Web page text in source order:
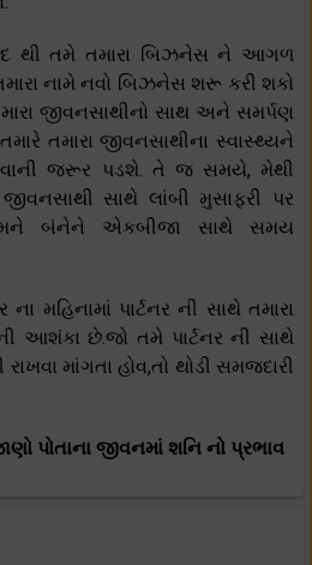
થી તમે તમારા બિઝનેસ ને આગળ
નામે નવો બિઝનેસ શરૂ કરી શકો
જીવનસાથીનો સાથ અને સમર્પણ
તમારા જીવનસાથીના સ્વાસ્થ્યને
જરૂર પડશે. તે જ સમયે, મેથી
સાથે લાંબી મુસાફરી પર
બંનેને એકબીજા સાથે સમય
મહિનામાં પાર્ટનર ની સાથે તમારા
આશંકા છે.જો તમે પાર્ટનર ની સાથે
માંગતા હોવ,તો થોડી સમજદારી
પોતાના જીવનમાં શનિ નો પ્રભાવ